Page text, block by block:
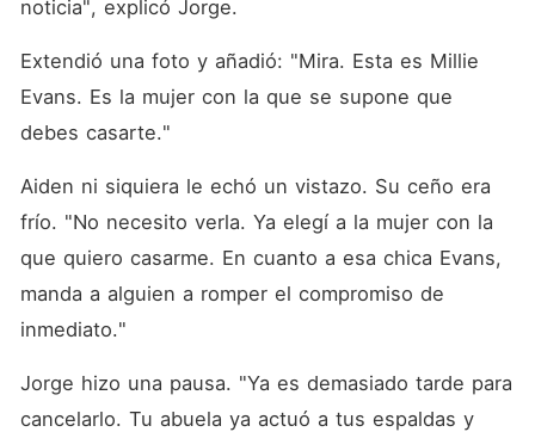
noticia", explicó Jorge.
Extendió una foto y añadió: "Mira. Esta es Millie
Evans. Es la mujer con la que se supone que
debes casarte."
Aiden ni siquiera le echó un vistazo. Su ceño era
frío. "No necesito verla. Ya elegí a la mujer con la
que quiero casarme. En cuanto a esa chica Evans,
manda a alguien a romper el compromiso de
inmediato."
Jorge hizo una pausa. "Ya es demasiado tarde para
cancelarlo. Tu abuela ya actuó a tus espaldas y